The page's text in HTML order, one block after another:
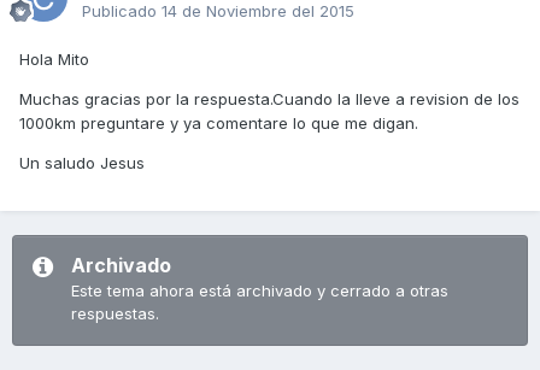
Publicado 14 de Noviembre del 2015
Hola Mito
Muchas gracias por la respuesta.Cuando la lleve a revision de los
1000km preguntare y ya comentare lo que me digan.
Un saludo Jesus
Archivado
Este tema ahora está archivado y cerrado a otras
respuestas.